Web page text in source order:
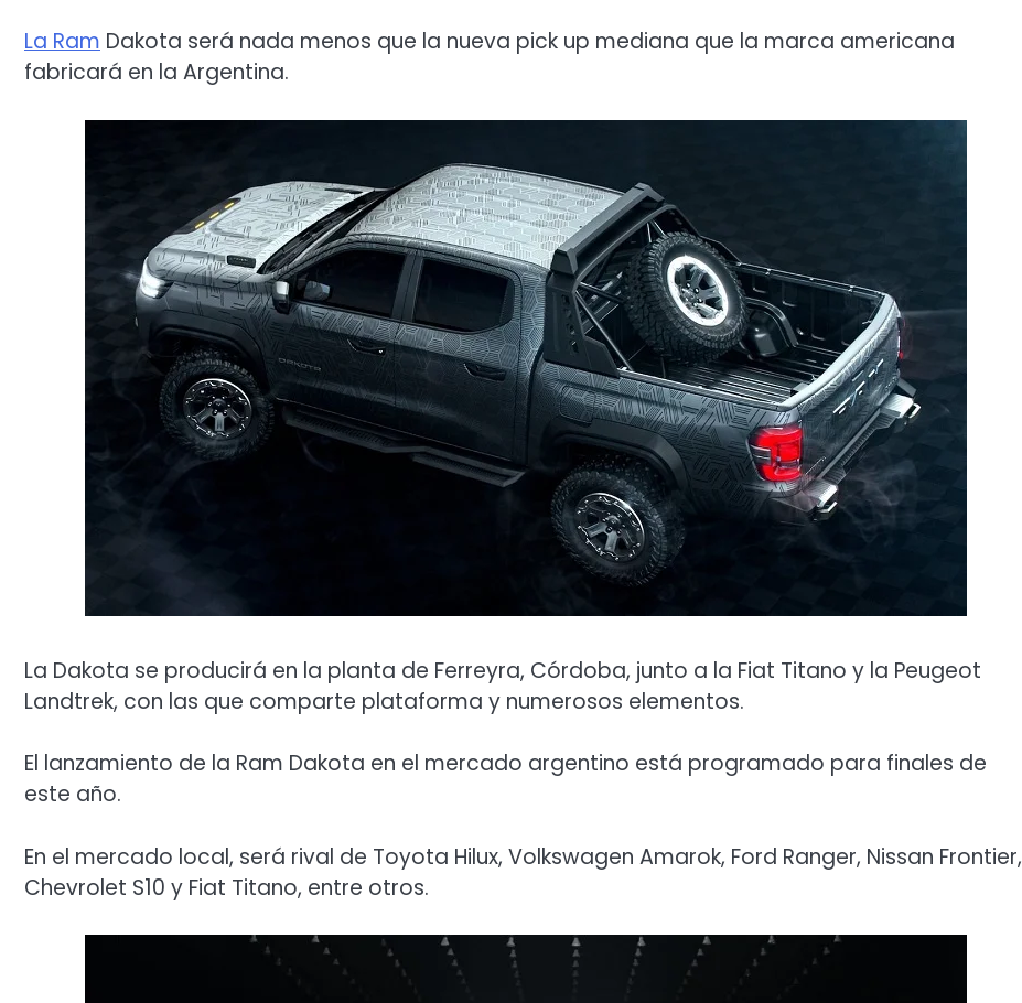
La Ram Dakota será nada menos que la nueva pick up mediana que la marca americana
fabricará en la Argentina.
La Dakota se producirá en la planta de Ferreyra, Córdoba, junto a la Fiat Titano y la Peugeot
Landtrek, con las que comparte plataforma y numerosos elementos.
El lanzamiento de la Ram Dakota en el mercado argentino está programado para finales de
este año.
En el mercado local, será rival de Toyota Hilux, Volkswagen Amarok, Ford Ranger, Nissan Frontier,
Chevrolet S10 y Fiat Titano, entre otros.